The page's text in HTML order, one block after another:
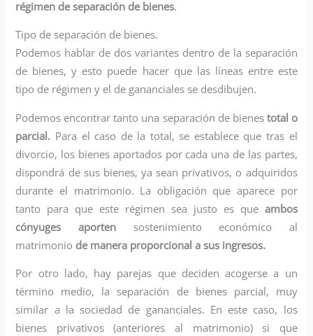
régimen de separación de bienes.
Tipo de separación de bienes.
Podemos hablar de dos variantes dentro de la separación
de bienes, y esto puede hacer que las líneas entre este
tipo de régimen y el de gananciales se desdibujen.
Podemos encontrar tanto una separación de bienes total o
parcial. Para el caso de la total, se establece que tras el
divorcio, los bienes aportados por cada una de las partes,
dispondrá de sus bienes, ya sean privativos, o adquiridos
durante el matrimonio. La obligación que aparece por
tanto para que este régimen sea justo es que ambos
cónyuges aporten sostenimiento económico al
matrimonio de manera proporcional a sus ingresos.
Por otro lado, hay parejas que deciden acogerse a un
término medio, la separación de bienes parcial, muy
similar a la sociedad de gananciales. En este caso, los
bienes privativos (anteriores al matrimonio) si que